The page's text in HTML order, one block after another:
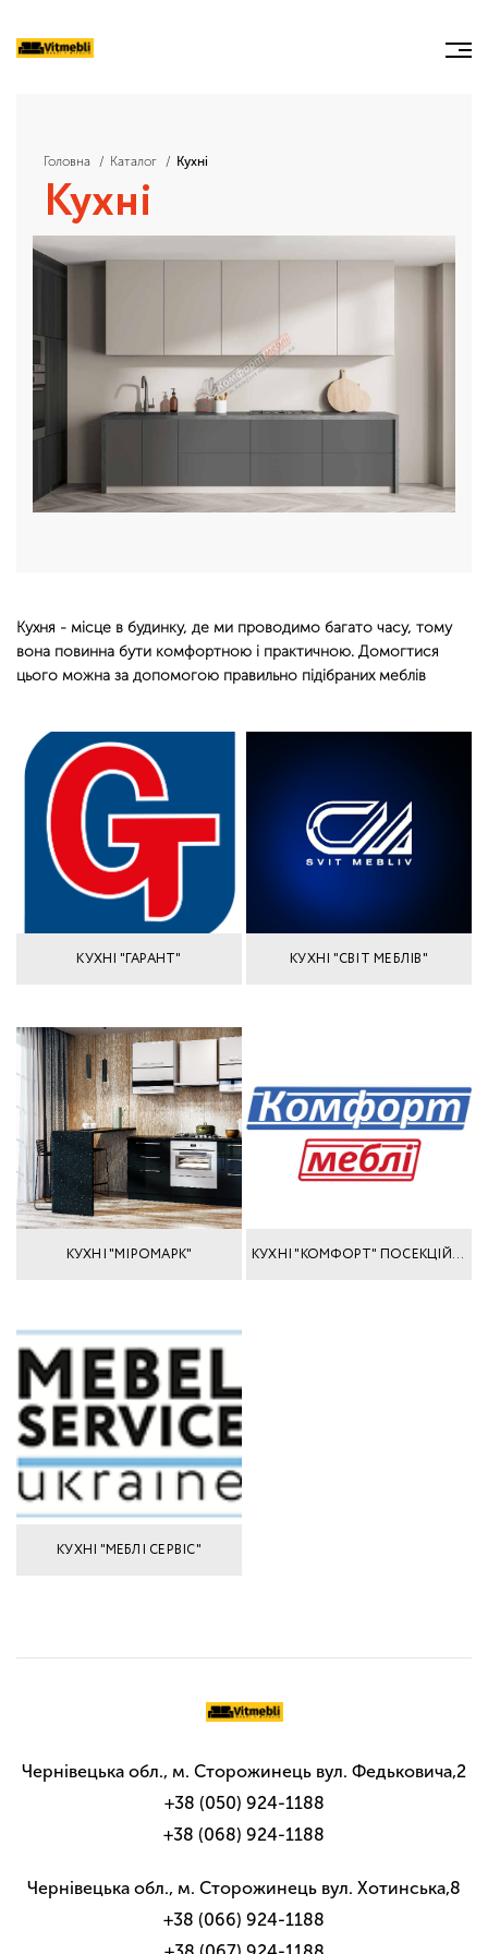
Головна Каталог Кухні
Кухні
Кухня - місце в будинку, де ми проводимо багато часу, тому
вона повинна бути комфортною і практичною. Домогтися
цього можна за допомогою правильно підібраних меблів
КУХНІ "ГАРАНТ" КУХНІ "СВІТ МЕБЛІВ"
КУХНІ "МІРОМАРК" КУХНІ "КОМФОРТ" ПОСЕКЦІЙНИЙ ПІДБІР
КУХНІ "МЕБЛІ СЕРВІС"
Чернівецька обл., м. Сторожинець вул. Федьковича,2
+38 (050) 924-1188
+38 (068) 924-1188
Чернівецька обл., м. Сторожинець вул. Хотинська,8
+38 (066) 924-1188